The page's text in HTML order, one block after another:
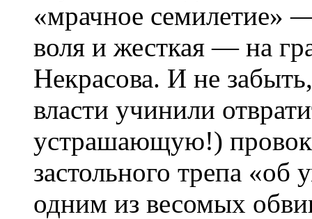
«мрачное семилетие»
воля и жесткая — на
Некрасова. И не
власти учинили
устрашающую!)
застольного трепа
одним из весомых